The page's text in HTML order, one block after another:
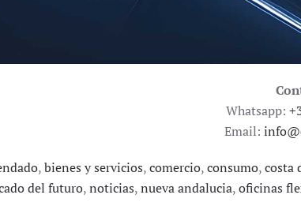
Whatsapp:
Email:
,bienes y servicios,comercio,consumo,costa
del futuro,noticias,nueva andalucia,oficinas